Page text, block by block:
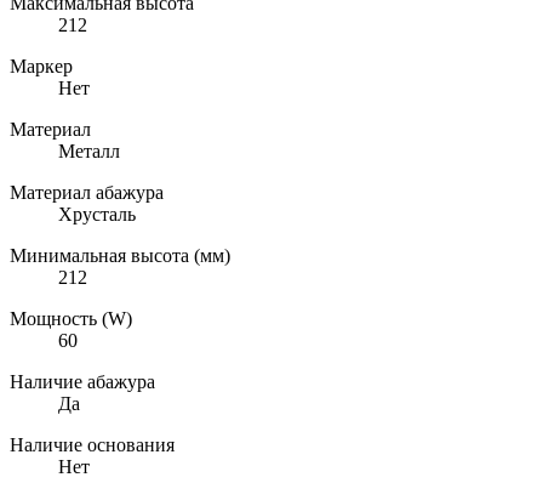
212
Маркер
Нет
Материал
Металл
Материал абажура
Хрусталь
Минимальная высота (мм)
212
Мощность (W)
60
Наличие абажура
Да
Наличие основания
Нет